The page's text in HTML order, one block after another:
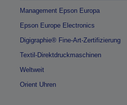
Management Epson Europa
Epson Europe Electronics
Digigraphie® Fine-Art-Zertifizierung
Textil-Direktdruckmaschinen
Weltweit
Orient Uhren